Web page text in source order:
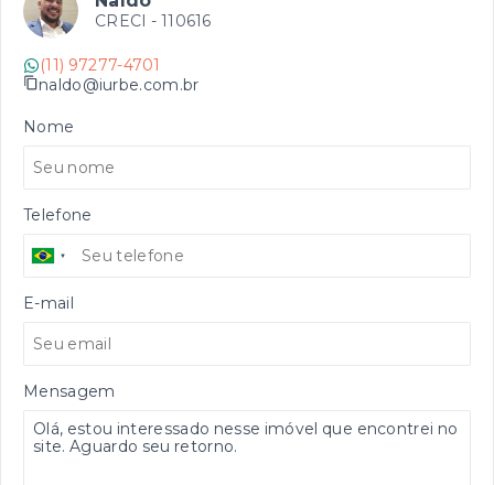
CRECI - 110616
(11) 97277-4701
naldo@iurbe.com.br
Nome
Telefone
E-mail
Mensagem